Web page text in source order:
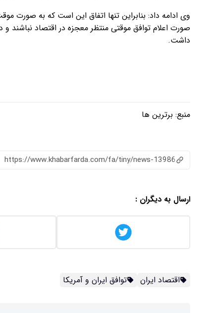
وی ادامه داد: بنابراین تنها اتفاق این است که به صورت
صورت اعلام توافق موقتی منتظر معجزه در اقتصاد نباشند
داشت.
منبع: برترین ها
https://www.khabarfarda.com/fa/tiny/news-13986
ارسال به دیگران :
اقتصاد ایران توافق ایران و آمریکا